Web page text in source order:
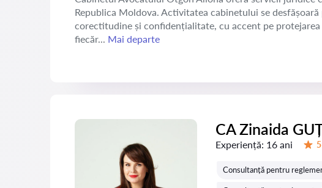
Republica Moldova. Activitatea cabinetului se
corectitudine și confidențialitate, cu accent pe
fiecăr... Mai departe
CA Zinaida
Experiență: 16 ani 5
Consultanță pentru